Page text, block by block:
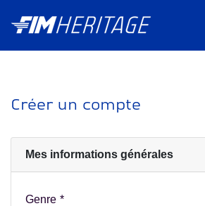
Créer un compte
Mes informations générales
Genre